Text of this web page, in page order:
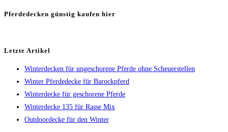
Pferdedecken günstig kaufen hier
Letzte Artikel
Winterdecken für ungeschorene Pferde ohne Scheuerstellen
Winter Pferdedecke für Barockpferd
Winterdecke für geschorene Pferde
Winterdecke 135 für Rasse Mix
Outdoordecke für den Winter